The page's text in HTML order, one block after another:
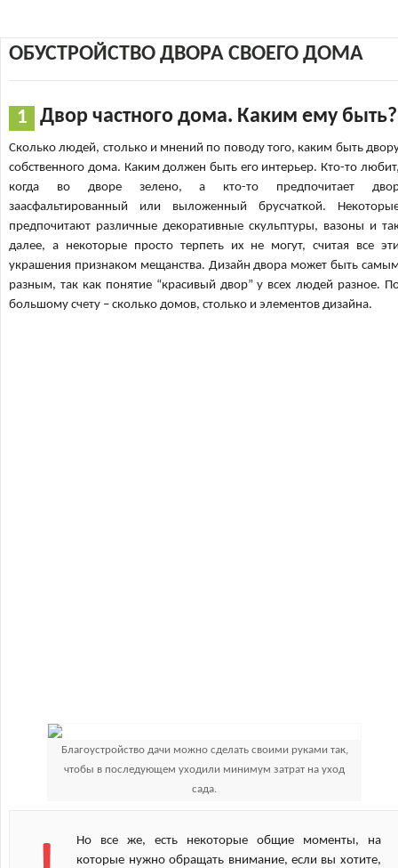
ОБУСТРОЙСТВО ДВОРА СВОЕГО ДОМА
Двор частного дома. Каким ему быть?
Сколько людей, столько и мнений по поводу того, каким быть
собственного дома. Каким должен быть его интерьер. Кто-то
когда во дворе зелено, а кто-то предпочитает
заасфальтированный или выложенный брусчаткой.
предпочитают различные декоративные скульптуры, вазоны и
далее, а некоторые просто терпеть их не могут, считая все
украшения признаком мещанства. Дизайн двора может быть
разным, так как понятие “красивый двор” у всех людей разное.
большому счету – сколько домов, столько и элементов дизайна.
Благоустройство дачи можно сделать своими руками так,
чтобы в последующем уходили минимум затрат на уход
сада.
Но все же, есть некоторые общие моменты, на
которые нужно обращать внимание, если вы хотите,